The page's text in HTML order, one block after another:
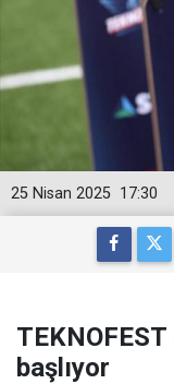
17:30
25 Nisan 2025
TEKNOFEST
başlıyor